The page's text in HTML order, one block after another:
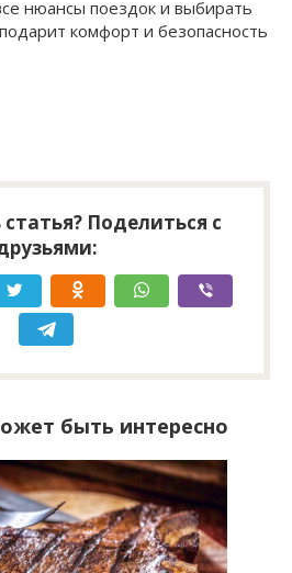
нюансы поездок и выбирать
комфорт и безопасность
Поделиться с
быть интересно